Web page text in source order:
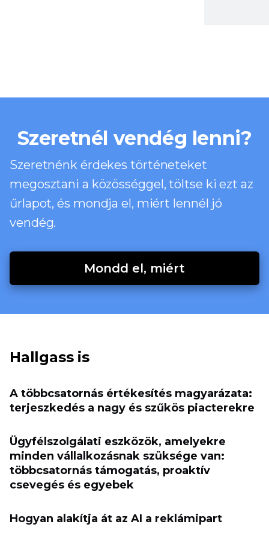
Szeretnél vendég lenni?
Szeretnénk érdekes történeteket
megosztani a közösséggel, töltse ki ezt az
űrlapot, és mondja el, miért lennél jó
vendég.
Mondd el, miért
Hallgass is
A többcsatornás értékesítés magyarázata:
terjeszkedés a nagy és szűkös piacterekre
Ügyfélszolgálati eszközök, amelyekre
minden vállalkozásnak szüksége van:
többcsatornás támogatás, proaktív
csevegés és egyebek
Hogyan alakítja át az AI a reklámipart